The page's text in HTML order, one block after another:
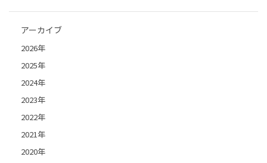
アーカイブ
2026年
2025年
2024年
2023年
2022年
2021年
2020年